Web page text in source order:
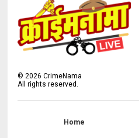
©2026 CrimeNama
All rights reserved.
Home